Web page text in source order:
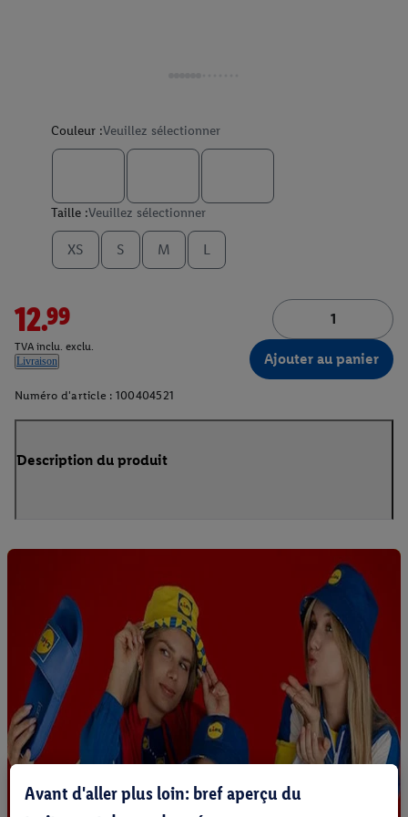
Couleur :Veuillez sélectionner
Taille :Veuillez sélectionner
XS S M L
12.99
TVA inclu. exclu.
Livraison
Ajouter au panier
Numéro d'article : 100404521
Description du produit
Avant d'aller plus loin: bref aperçu du